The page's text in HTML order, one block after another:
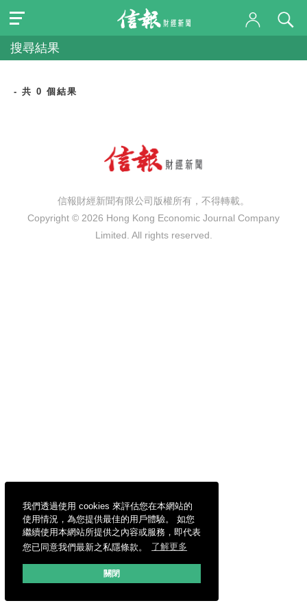
我們透過使用 cookies 來評估您在本網站的
使用情況，為您提供最佳的用戶體驗。 如您
繼續使用本網站所提供之內容或服務，即代表
您已同意我們最新之私隱條款。
了解更多
關閉
搜尋結果
- 共 0 個結果
信報財經新聞有限公司版權所有，不得轉載。
Copyright © 2026 Hong Kong Economic Journal Company
Limited. All rights reserved.